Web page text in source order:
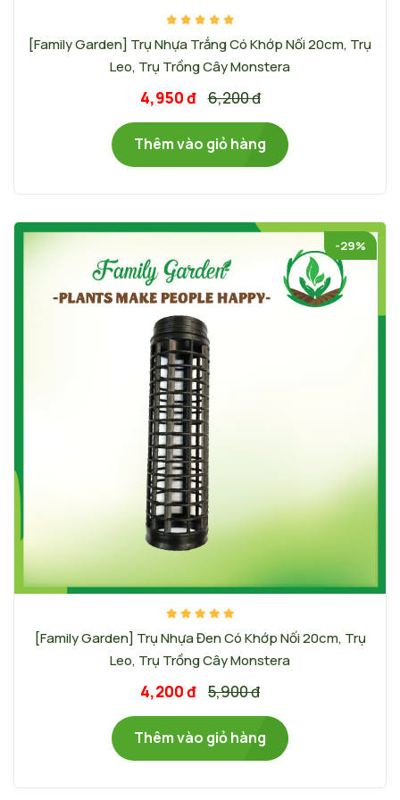
[Family Garden] Trụ Nhựa Trắng Có Khớp Nối 20cm, Trụ
Leo, Trụ Trồng Cây Monstera
4,950 đ 6,200 đ
Thêm vào giỏ hàng
-29%
[Family Garden] Trụ Nhựa Đen Có Khớp Nối 20cm, Trụ
Leo, Trụ Trồng Cây Monstera
4,200 đ 5,900 đ
Thêm vào giỏ hàng